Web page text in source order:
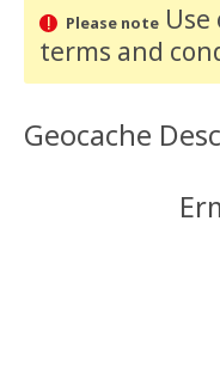
Please noteUse
terms and
Geocache